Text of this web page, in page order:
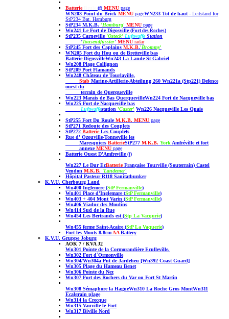
Batterie
(f) MENU page
WN203 Point du Brick MENU pageWN233 Tot de haut - Leitstand for
StP234 Bat. Hamburg
StP234 M.K.B. 'Hamburg' MENU page
Wn241 Le Fort de Digosville (Fort des Roches)
StP235 Carneville 'Osteck' LuftwaffeStation
'Tousendfüssier' MENU radar
StP245 Fort des Caplains M.K.B.'Brommy'
WN205 Fort du Hou ou de Brettevillebas
Batterie DigosvilleWn243 La Lande St Gabriel
Wn208 Plage Collignon
StP209 Port Flamands
Wn248 Château de Tourlaville,
Stab Marine-Artillerie-Abteilung 260 Wn221a (Stp221) Defence
ouest du
terrain de Querqueville
Wn223 Marais de Bas QuerquevilleWn224 Fort de Nacqueville bas
Wn225 Fort de Nacquevillebas
Luftwaffestation 'Caster' Wn226 NacquevilleLes Quais
StP255 Fort Du RouleM.K.B. MENU page
StP271 Redoute des Couplets
StP272 BatterieLes Couplets
Rue d' Ozouville-Tonneville les
Maresquiers BatterieStP277 M.K.B. York Amfréville et fort
annexeMENU page
Batterie Ouest D'Amfreville(f)
Wn227 Le Dur EcBatterieFrançaiseTourville(Souterrain) Castel
Vendon M.K.B. 'Landemer'
Hôpital Pasteur R118 Sanitatbunker
K.V.U. Cherbourg Land
Wn400 Inglemere (StP Fermanville)
Wn401 Place d'Inglemare (StP Fermanville)
Wn403 + 404 Mont Varin (StP Fermanville)
Wn406 Viaduc des Moulins
Wn414 Sud de la Rue
Wn454 Les Bertrands est (Stp La Vacqurie)
Wn455 ferme Saint-Acaire (StP La Vaquerie)
Fort les Monts 8.8cm AABattery
K.V.U. Gruppe Joburg
AOK 7 / KVA J2
Wn301 Pointe de la Cormorandière Eculleville.
Wn302 Fort d´Ormonville
Wn304/Wn304a Pnt de Jardeheu [Wn392 Coast Guard]
Wn305 Plage du Hameau Benet
Wn306 Pointe du Nez
Wn307 Fort des Rochers du Var ou Fort St Martin
Wn308 Sémaphore la HagueWn310 La Roche Gros MontWn311
Ecalgrain plage
Wn314 la Crecque
Wn315 Vauville le Fort
Wn317 Biville Nord